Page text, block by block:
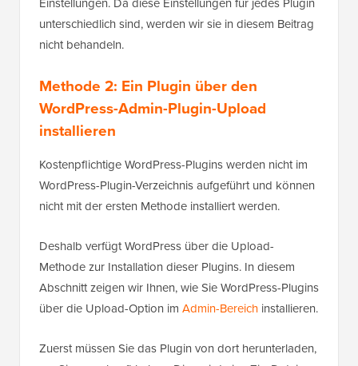
unterschiedlich sind, werden wir sie in diesem Beitrag
nicht behandeln.
Methode 2: Ein Plugin über den
WordPress-Admin-Plugin-Upload
installieren
Kostenpflichtige WordPress-Plugins werden nicht im
WordPress-Plugin-Verzeichnis aufgeführt und können
nicht mit der ersten Methode installiert werden.
Deshalb verfügt WordPress über die Upload-
Methode zur Installation dieser Plugins. In diesem
Abschnitt zeigen wir Ihnen, wie Sie WordPress-Plugins
über die Upload-Option im Admin-Bereich installieren.
Zuerst müssen Sie das Plugin von dort herunterladen,